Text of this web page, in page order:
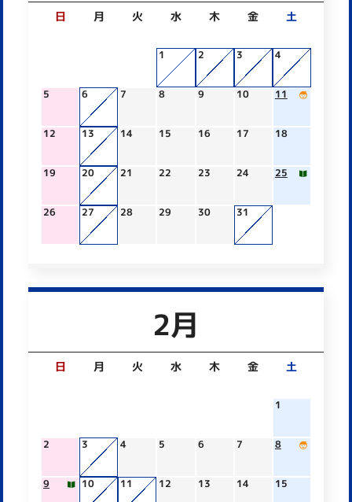
日 月 火 水 木 金 土
1 2 3 4
5 6 7 8 9 10 11
12 13 14 15 16 17 18
19 20 21 22 23 24 25
26 27 28 29 30 31
2月
日 月 火 水 木 金 土
1
2 3 4 5 6 7 8
9 10 11 12 13 14 15